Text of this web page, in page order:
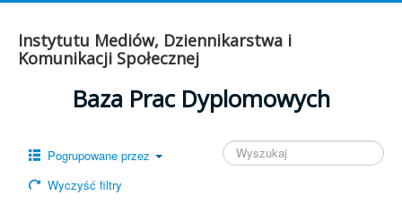
Instytutu Mediów, Dziennikarstwa i
Komunikacji Społecznej
Baza Prac Dyplomowych
Pogrupowane przez
Wyczyść filtry